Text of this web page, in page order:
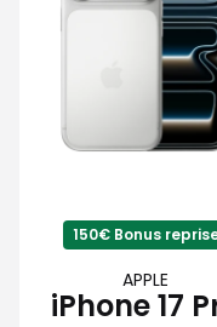
150€ Bonus
APPLE
iPhone 17